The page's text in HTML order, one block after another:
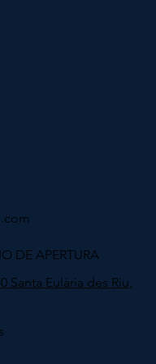
DE APERTURA
Santa Eulària des Riu,